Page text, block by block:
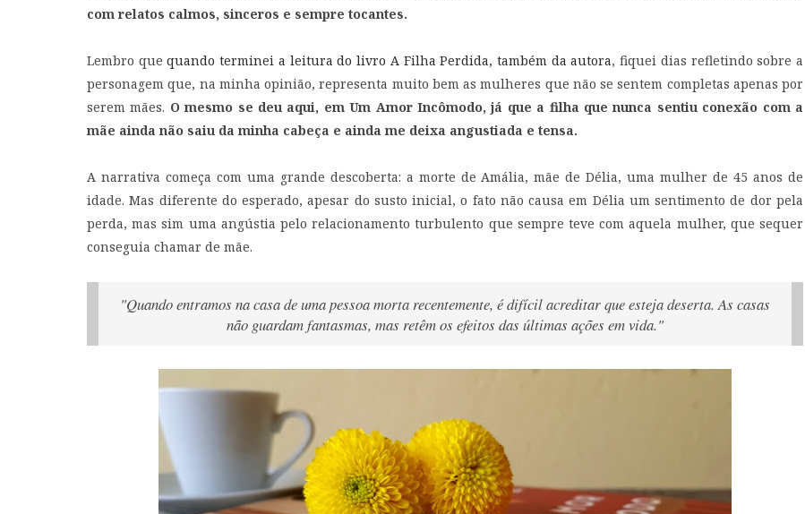
com relatos calmos, sinceros e sempre tocantes.
Lembro quequando terminei a leitura do livro A Filha Perdida, também da autora, fiquei dias refletindo sobre a
personagem que, na minha opinião, representa muito bem as mulheres que não se sentem completas apenas por
serem mães. O mesmo se deu aqui, em Um Amor Incômodo, já que a filha que nunca sentiu conexão com a
mãe ainda não saiu da minha cabeça e ainda me deixa angustiada e tensa.
A narrativa começa com uma grande descoberta: a morte de Amália, mãe de Délia, uma mulher de 45 anos de
idade. Mas diferente do esperado, apesar do susto inicial, o fato não causa em Délia um sentimento de dor pela
perda, mas sim uma angústia pelo relacionamento turbulento que sempre teve com aquela mulher, que sequer
conseguia chamar de mãe.
"Quando entramos na casa de uma pessoa morta recentemente, é difícil acreditar que esteja deserta. As casas
não guardam fantasmas, mas retêm os efeitos das últimas ações em vida."